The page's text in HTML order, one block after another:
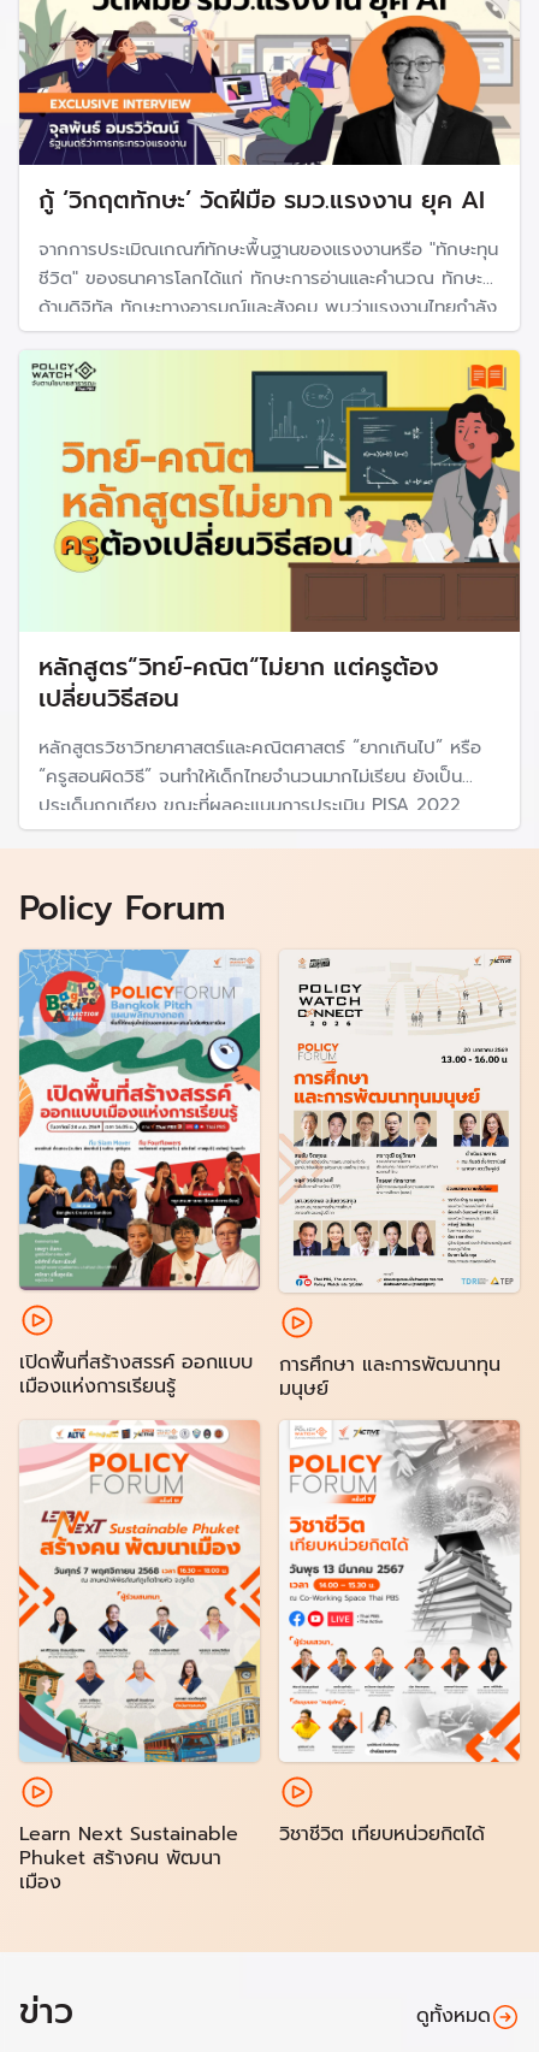
กู้ ‘วิกฤตทักษะ’ วัดฝีมือ รมว.แรงงาน ยุค AI
จากการประเมิณเกณฑ์ทักษะพื้นฐานของแรงงานหรือ "ทักษะทุน
ชีวิต" ของธนาคารโลกได้แก่ ทักษะการอ่านและคำนวณ ทักษะ
ด้านดิจิทัล ทักษะทางอารมณ์และสังคม พบว่าแรงงานไทยกำลัง
เผชิญ "วิกฤตทักษะ" เนื่องจากแรงงานจำนวนมากมีทักษะต่ำ
กว่าเกณฑ์
หลักสูตร“วิทย์-คณิต“ไม่ยาก แต่ครูต้อง
เปลี่ยนวิธีสอน
หลักสูตรวิชาวิทยาศาสตร์และคณิตศาสตร์ “ยากเกินไป” หรือ
“ครูสอนผิดวิธี” จนทำให้เด็กไทยจำนวนมากไม่เรียน ยังเป็น
ประเด็นถกเถียง ขณะที่ผลคะแนนการประเมิน PISA 2022
นักเรียนต่ำกว่าค่าเฉลี่ยของกลุ่มประเทศสมาชิก OECD ขณะที่
Policy Forum
เปิดพื้นที่สร้างสรรค์ ออกแบบ
เมืองแห่งการเรียนรู้
การศึกษา และการพัฒนาทุน
มนุษย์
Learn Next Sustainable
Phuket สร้างคน พัฒนา
เมือง
วิชาชีวิต เทียบหน่วยกิตได้
ข่าว ดูทั้งหมด